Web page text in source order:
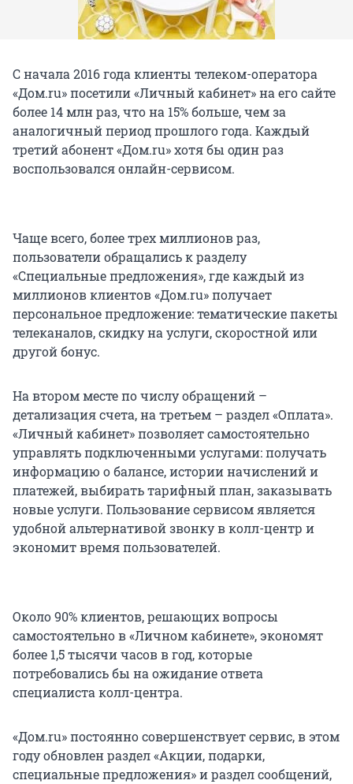
С начала 2016 года клиенты телеком-оператора
«Дом.ru» посетили «Личный кабинет» на его сайте
более 14 млн раз, что на 15% больше, чем за
аналогичный период прошлого года. Каждый
третий абонент «Дом.ru» хотя бы один раз
воспользовался онлайн-сервисом.
Чаще всего, более трех миллионов раз,
пользователи обращались к разделу
«Специальные предложения», где каждый из
миллионов клиентов «Дом.ru» получает
персональное предложение: тематические пакеты
телеканалов, скидку на услуги, скоростной или
другой бонус.
На втором месте по числу обращений –
детализация счета, на третьем – раздел «Оплата».
«Личный кабинет» позволяет самостоятельно
управлять подключенными услугами: получать
информацию о балансе, истории начислений и
платежей, выбирать тарифный план, заказывать
новые услуги. Пользование сервисом является
удобной альтернативой звонку в колл-центр и
экономит время пользователей.
Около 90% клиентов, решающих вопросы
самостоятельно в «Личном кабинете», экономят
более 1,5 тысячи часов в год, которые
потребовались бы на ожидание ответа
специалиста колл-центра.
«Дом.ru» постоянно совершенствует сервис, в этом
году обновлен раздел «Акции, подарки,
специальные предложения» и раздел сообщений,